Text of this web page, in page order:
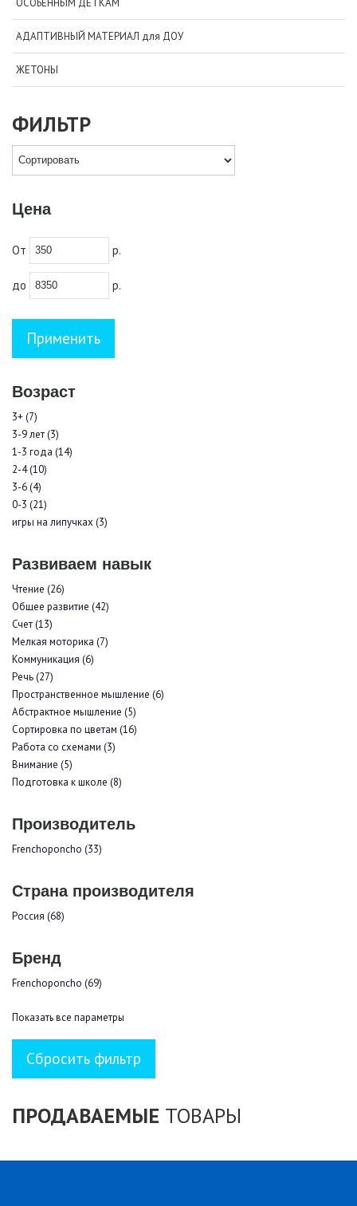
АДАПТИВНЫЙ МАТЕРИАЛ для ДОУ
ЖЕТОНЫ
ФИЛЬТР
Цена
От р.
до р.
Возраст
3+ (7)
3-9 лет (3)
1-3 года (14)
2-4 (10)
3-6 (4)
0-3 (21)
игры на липучках (3)
Развиваем навык
Чтение (26)
Общее развитие (42)
Счет (13)
Мелкая моторика (7)
Коммуникация (6)
Речь (27)
Пространственное мышление (6)
Абстрактное мышление (5)
Сортировка по цветам (16)
Работа со схемами (3)
Внимание (5)
Подготовка к школе (8)
Производитель
Frenchoponcho (33)
Страна производителя
Россия (68)
Бренд
Frenchoponcho (69)
Показать все параметры
ПРОДАВАЕМЫЕ ТОВАРЫ